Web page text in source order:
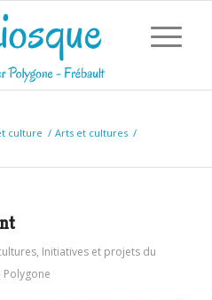
culture / Arts et cultures /
, Initiatives et projets du
Polygone